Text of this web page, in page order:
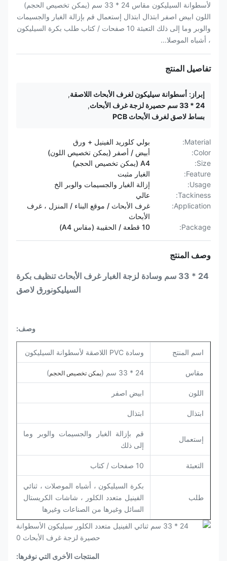
لأسطوانة السيليكون مقاس 24 * 33 سم (يمكن تخصيص الحجم)
اللون ابيض اصفر ابتذال ابتذال إستعمال قم بإزالة الغبار والجسيمات
والوبر وما إلى ذلك التعبئة 10 صفحات / كتاب طلب بكرة السيليكون
، أشباه الموصلا...
تفاصيل المنتج
إبراز: أسطوانة سيليكون لغرف الأبحاث اللاصقة,
24 * 33 سم حصيرة لزجة غرف الأبحاث
,
بساط لاصق لغرف الأبحاث PCB
Material:
بولي كلوريد الفينيل + ورق
Color:
أبيض / أصفر (يمكن تخصيص اللون)
Size:
A4 (يمكن تخصيص الحجم)
Feature:
الغبار مثبت
Usage:
إزالة الغبار والجسيمات والوبر الخ
Tackiness:
عالي
Application:
غرف الأبحاث / موقع البناء / المنزل ، غرف
الأبحاث
Package:
10 قطعة / الحقيبة (مقاس A4)
وصف المنتج
24 * 33 سم وسادة لزجة الغبار غرف الأبحاث
تنظيف بكرة
السيليكونورق لاصق
وصف:
اسم المنتج وسادة PVC اللاصقة لأسطوانة السيليكون
مقاس 24 * 33 سم ( يمكن تخصيص الحجم)
اللون ابيض اصفر
ابتذال ابتذال
إستعمال
قم بإزالة الغبار والجسيمات والوبر وما
إلى ذلك
التعبئة 10 صفحات / كتاب
طلب
بكرة السيليكون ، أشباه الموصلات ، ثنائي
الفينيل متعدد الكلور ، شاشات الكريستال
السائل وغيرها من الصناعات وغيرها
المنتجات الأخرى التي نوفرها: